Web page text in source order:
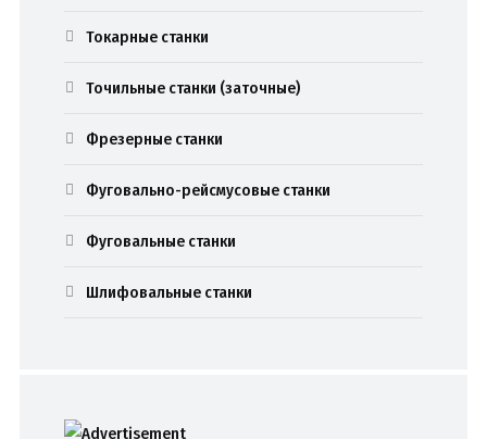
Токарные станки
Точильные станки (заточные)
Фрезерные станки
Фуговально-рейсмусовые станки
Фуговальные станки
Шлифовальные станки